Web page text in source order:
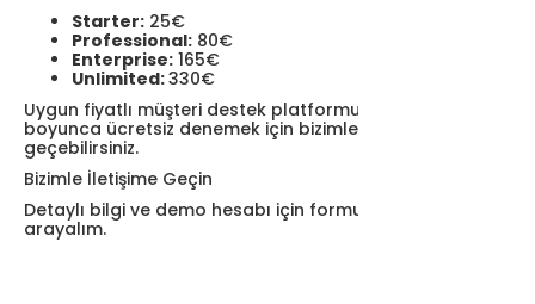
Starter: 25€
Professional: 80€
Enterprise: 165€
Unlimited:330€
Uygun fiyatlı müşteri destek platformu Grispi’yi 14 gün
boyunca ücretsiz denemek için bizimle iletişime
geçebilirsiniz.
Bizimle İletişime Geçin
Detaylı bilgi ve demo hesabı için formu doldurun, sizi
arayalım.